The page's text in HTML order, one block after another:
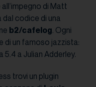
di Matt
dal codice di una
b2/cafelog. Ogni
di un famoso jazzista:
5.4 a Julian Adderley.
trovi un plugin